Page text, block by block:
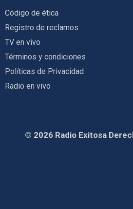
Código de ética
Registro de reclamos
TV en vivo
Términos y condiciones
Políticas de Privacidad
Radio en vivo
© 2026 Radio Exitosa